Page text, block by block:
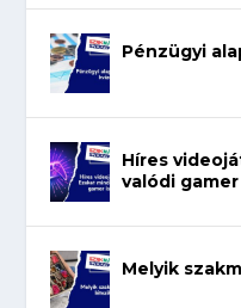
Pénzügyi
Híres
valódi
Melyik